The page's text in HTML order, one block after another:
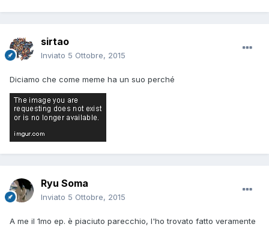
sirtao
Inviato 5 Ottobre, 2015
Diciamo che come meme ha un suo perché
Ryu Soma
Inviato 5 Ottobre, 2015
A me il 1mo ep. è piaciuto parecchio, l'ho trovato fatto veramente